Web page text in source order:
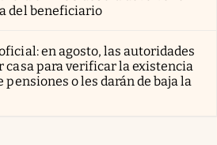
del beneficiario
en agosto, las autoridades
casa para verificar la existencia
o les darán de baja la